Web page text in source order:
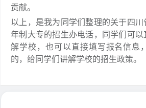
贡献。
以上，是我为同学们整理的关于四川
年制大专的招生办电话，同学们可以
解学校，也可以直接填写报名信息
的，给同学们讲解学校的招生政策。